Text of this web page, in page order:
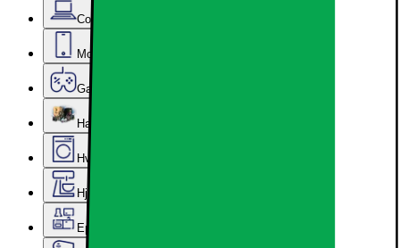
Computer & Kontor
Mobil, Tablet & Smartwatch
Gaming
Hardware
Hvidevarer
Hjem, Rengøring & Køkkenudstyr
Epoq køkken & bryggers